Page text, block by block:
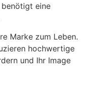
eine
Marke zum Leben.
hochwertige
und Ihr Image